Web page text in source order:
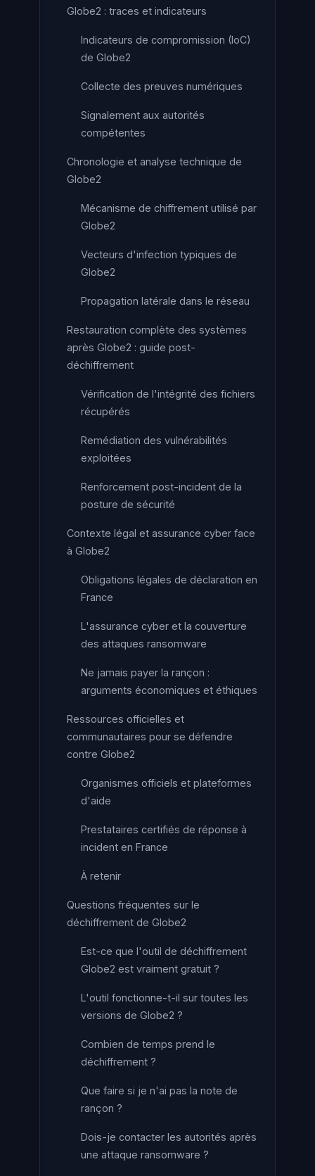
Globe2 : traces et indicateurs
Indicateurs de compromission (IoC)
de Globe2
Collecte des preuves numériques
Signalement aux autorités
compétentes
Chronologie et analyse technique de
Globe2
Mécanisme de chiffrement utilisé par
Globe2
Vecteurs d'infection typiques de
Globe2
Propagation latérale dans le réseau
Restauration complète des systèmes
après Globe2 : guide post-
déchiffrement
Vérification de l'intégrité des fichiers
récupérés
Remédiation des vulnérabilités
exploitées
Renforcement post-incident de la
posture de sécurité
Contexte légal et assurance cyber face
à Globe2
Obligations légales de déclaration en
France
L'assurance cyber et la couverture
des attaques ransomware
Ne jamais payer la rançon :
arguments économiques et éthiques
Ressources officielles et
communautaires pour se défendre
contre Globe2
Organismes officiels et plateformes
d'aide
Prestataires certifiés de réponse à
incident en France
À retenir
Questions fréquentes sur le
déchiffrement de Globe2
Est-ce que l'outil de déchiffrement
Globe2 est vraiment gratuit ?
L'outil fonctionne-t-il sur toutes les
versions de Globe2 ?
Combien de temps prend le
déchiffrement ?
Que faire si je n'ai pas la note de
rançon ?
Dois-je contacter les autorités après
une attaque ransomware ?